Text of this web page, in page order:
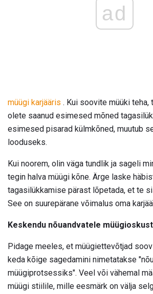
ad
müügi karjääris . Kui soovite müüki teha,
olete saanud esimesed mõned
esimesed pisarad külmkõned, muutub
looduseks.
Kui noorem, olin väga tundlik ja sageli
tegin halva müügi kõne. Ärge laske
tagasilükkamise pärast lõpetada, et te
See on suurepärane võimalus oma
Keskendu nõuandvatele
Pidage meeles, et müügiettevõtjad
keda kõige sagedamini nimetatakse
müügiprotsessiks". Veel või vähemal
müügi stiilile, mille eesmärk on välja